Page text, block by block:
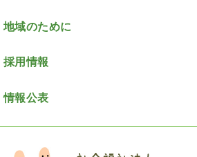
地域のために
採用情報
情報公表